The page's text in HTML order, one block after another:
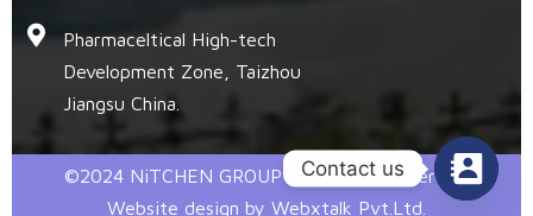
Pharmaceltical High-tech
Development Zone, Taizhou
Jiangsu China.
©2024 NiTCHEN GROUP @ All Right Reserved.
Website design by Webxtalk Pvt.Ltd.
Contact us